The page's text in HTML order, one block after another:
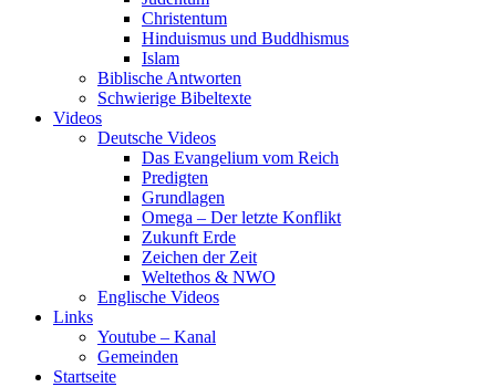
Christentum
Hinduismus und Buddhismus
Islam
Biblische Antworten
Schwierige Bibeltexte
Videos
Deutsche Videos
Das Evangelium vom Reich
Predigten
Grundlagen
Omega – Der letzte Konflikt
Zukunft Erde
Zeichen der Zeit
Weltethos & NWO
Englische Videos
Links
Youtube – Kanal
Gemeinden
Startseite